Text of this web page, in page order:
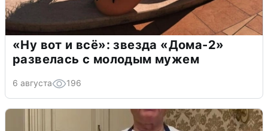
«Ну вот и всё»: звезда «Дома-2»
развелась с молодым мужем
6 августа 196